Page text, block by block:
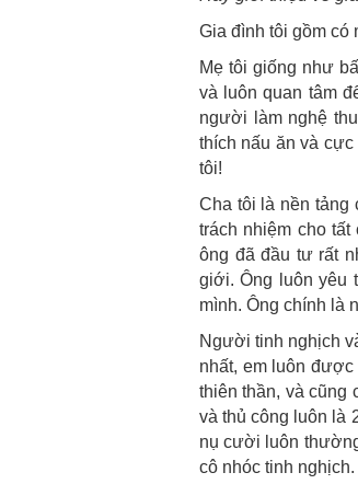
Gia đình tôi gồm có
Mẹ tôi giống như
và luôn quan tâm
người làm nghệ
thích nấu ăn và
tôi!
Cha tôi là nền tảng
trách nhiệm cho
ông đã đầu tư rất
giới. Ông luôn yêu
mình. Ông chính là
Người tinh nghịch
nhất, em luôn
thiên thần, và cũng
và thủ công luôn là
nụ cười luôn
cô nhóc tinh nghịch.